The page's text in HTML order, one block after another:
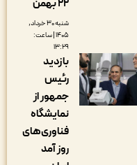
شنبه ۳۰ خرداد,
۱۴۰۵ | ساعت:
بازدید
رئیس
جمهور از
نمایشگاه
فناوری‌های